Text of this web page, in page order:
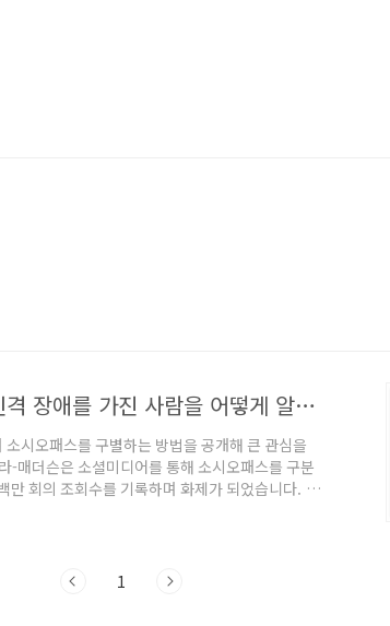
소시오패스 구별법 - 반사회적 인격 장애를 가진 사람을 어떻게 알아볼 수 있을까?
시오패스를 구별하는 방법을 공개해 큰 관심을
-매더슨은 소셜미디어를 통해 소시오패스를 구분
만 회의 조회수를 기록하며 화제가 되었습니다. 이
를 가진 사람을 어떻게 알아볼 수 있을까? 소시
리지 않으며, 나쁜 행동에 대해 양심의 가책을 느
1